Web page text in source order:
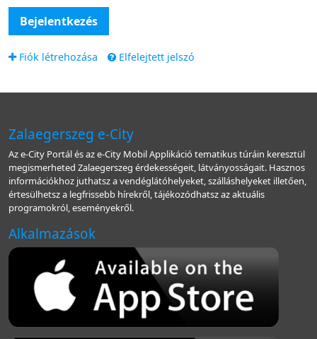
Bejelentkezés
Fiók létrehozása Elfelejtett jelszó
Zalaegerszeg e-City
Az e-City Portál és az e-City Mobil Applikáció tematikus túráin keresztül
megismerheted Zalaegerszeg érdekességeit, látványosságait. Hasznos
információkhoz juthatsz a vendéglátóhelyeket, szálláshelyeket illetően,
értesülhetsz a legfrissebb hírekről, tájékozódhatsz az aktuális
programokról, eseményekről.
Alkalmazások